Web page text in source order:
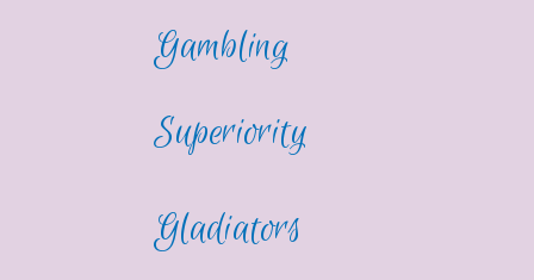
Gambling
Superiority
Gladiators